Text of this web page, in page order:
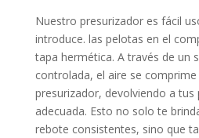
Nuestro presurizador es fácil
introduce. las pelotas en el
tapa hermética. A través de un
controlada, el aire se
presurizador, devolviendo a tus
adecuada. Esto no solo te
rebote consistentes, sino que